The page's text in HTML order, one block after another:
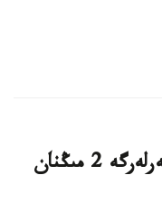
قازاقستاندىق ج و و- لار تالاپكەرلەرگە 2 مىڭنان